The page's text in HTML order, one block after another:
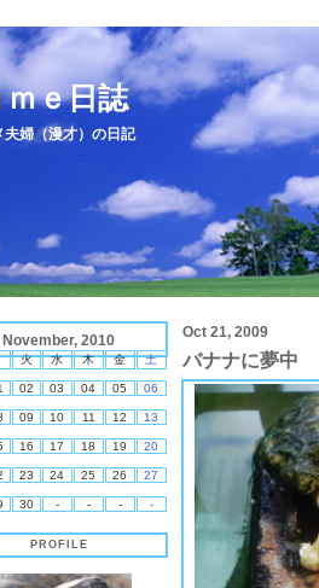
ｍｅ日誌
夫婦（漫才）の日記
November, 2010
火 水 木 金 土
02 03 04 05 06
09 10 11 12 13
16 17 18 19 20
23 24 25 26 27
30 - - - -
PROFILE
Oct 21, 2009
バナナに夢中